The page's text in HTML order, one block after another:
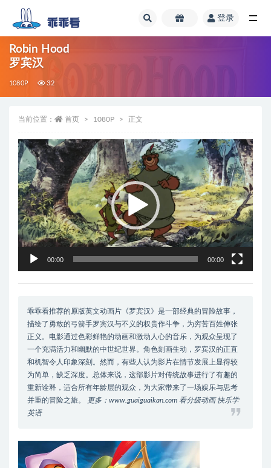
登录
Robin Hood
罗宾汉
1080P 32
当前位置： 首页 1080P 正文
视
频
播
放
器
00:00 00:00
乖乖看推荐的原版英文动画片《罗宾汉》是一部经典的冒险故事，
描绘了勇敢的弓箭手罗宾汉与不义的权贵作斗争，为穷苦百姓伸张
正义。电影通过色彩鲜艳的动画和激动人心的音乐，为观众呈现了
一个充满活力和幽默的中世纪世界。角色刻画生动，罗宾汉的正直
和机智令人印象深刻。然而，有些人认为影片在情节发展上显得较
为简单，缺乏深度。总体来说，这部影片对传统故事进行了有趣的
重新诠释，适合所有年龄层的观众，为大家带来了一场娱乐与思考
并重的冒险之旅。
更多：www.guaiguaikan.com 看分级动画 快乐学
英语